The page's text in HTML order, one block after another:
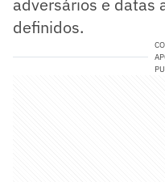
adversários e datas
definidos.